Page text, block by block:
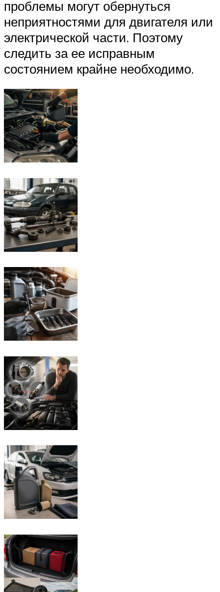
проблемы могут обернуться
неприятностями для двигателя или
электрической части. Поэтому
следить за ее исправным
состоянием крайне необходимо.